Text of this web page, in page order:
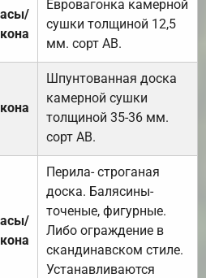
Евровагонка камерной
сушки толщиной 12,5
мм. сорт АВ.
Шпунтованная доска
камерной сушки
толщиной 35-36 мм.
сорт АВ.
Перила- строганая
доска. Балясины-
точеные, фигурные.
Либо ограждение в
скандинавском стиле.
Устанавливаются